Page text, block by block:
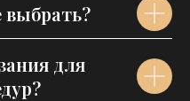
для